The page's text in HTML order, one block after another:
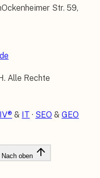
Ockenheimer Str. 59,
. Alle Rechte
& IT · SEO & GEO
Nach oben